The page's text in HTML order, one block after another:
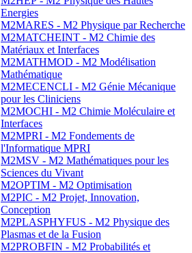
Energies
M2MARES - M2 Physique par Recherche
M2MATCHEINT - M2 Chimie des
Matériaux et Interfaces
M2MATHMOD - M2 Modélisation
Mathématique
M2MECENCLI - M2 Génie Mécanique
pour les Cliniciens
M2MOCHI - M2 Chimie Moléculaire et
Interfaces
M2MPRI - M2 Fondements de
l'Informatique MPRI
M2MSV - M2 Mathématiques pour les
Sciences du Vivant
M2OPTIM - M2 Optimisation
M2PIC - M2 Projet, Innovation,
Conception
M2PLASPHYFUS - M2 Physique des
Plasmas et de la Fusion
M2PROBFIN - M2 Probabilités et